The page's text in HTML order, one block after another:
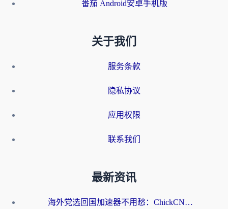
番茄 Android安卓手机版
关于我们
服务条款
隐私协议
应用权限
联系我们
最新资讯
海外党选回国加速器不用愁：ChickCN和洞见哪个好？一篇搞定所有疑问